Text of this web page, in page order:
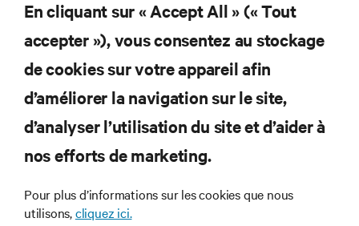
et des infrastructures informatiques critiques.
S’INSCRIRE MAINTENANT
RESSOURCES
SUPPORT
SOCIÉTÉ
En cliquant sur « Accept All » (« Tout
accepter »), vous consentez au stockage
de cookies sur votre appareil afin
d’améliorer la navigation sur le site,
d’analyser l’utilisation du site et d’aider à
nos efforts de marketing.
Pour plus d’informations sur les cookies que nous
utilisons,cliquez ici.